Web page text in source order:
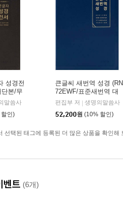
성경전
본/무
/해설
크브
말씀사
인)
큰글씨 새번역 성경 (RN
72EWF/표준새번역 대
단본/무지퍼/PU/반달 색
인/주석 없음/뉴다크네
이비)
편집부 저
생명의말씀사
52,200원 (10% 할인)
선택된 태그에 등록된 더 많은 상품을 확인해
벤트 (6개)